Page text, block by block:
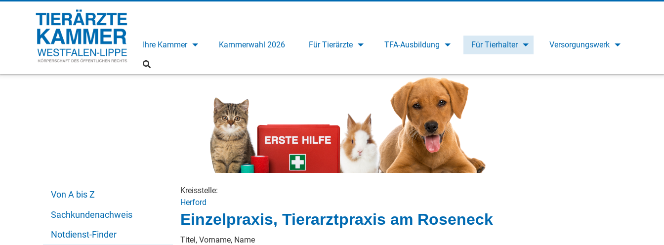
Ihre Kammer Kammerwahl 2026 Für Tierärzte TFA-Ausbildung Für Tierhalter Versorgungswerk
Von A bis Z
Sachkundenachweis
Notdienst-Finder
Kreisstelle:
Herford
Einzelpraxis, Tierarztpraxis am Roseneck
Titel, Vorname, Name